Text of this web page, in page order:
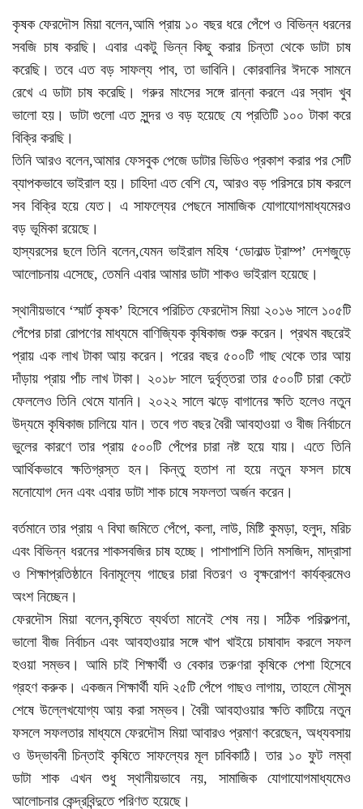
কৃষক ফেরদৌস মিয়া বলেন,আমি প্রায় ১০ বছর ধরে পেঁপে ও বিভিন্ন ধরনের
সবজি চাষ করছি। এবার একটু ভিন্ন কিছু করার চিন্তা থেকে ডাটা চাষ
করেছি। তবে এত বড় সাফল্য পাব, তা ভাবিনি। কোরবানির ঈদকে সামনে
রেখে এ ডাটা চাষ করেছি। গরুর মাংসের সঙ্গে রান্না করলে এর স্বাদ খুব
ভালো হয়। ডাটা গুলো এত সুন্দর ও বড় হয়েছে যে প্রতিটি ১০০ টাকা করে
বিক্রি করছি।
তিনি আরও বলেন,আমার ফেসবুক পেজে ডাটার ভিডিও প্রকাশ করার পর সেটি
ব্যাপকভাবে ভাইরাল হয়। চাহিদা এত বেশি যে, আরও বড় পরিসরে চাষ করলে
সব বিক্রি হয়ে যেত। এ সাফল্যের পেছনে সামাজিক যোগাযোগমাধ্যমেরও
বড় ভূমিকা রয়েছে।
হাস্যরসের ছলে তিনি বলেন,যেমন ভাইরাল মহিষ ‘ডোনাল্ড ট্রাম্প’ দেশজুড়ে
আলোচনায় এসেছে, তেমনি এবার আমার ডাটা শাকও ভাইরাল হয়েছে।
স্থানীয়ভাবে ‘স্মার্ট কৃষক’ হিসেবে পরিচিত ফেরদৌস মিয়া ২০১৬ সালে ১০৫টি
পেঁপের চারা রোপণের মাধ্যমে বাণিজ্যিক কৃষিকাজ শুরু করেন। প্রথম বছরেই
প্রায় এক লাখ টাকা আয় করেন। পরের বছর ৫০০টি গাছ থেকে তার আয়
দাঁড়ায় প্রায় পাঁচ লাখ টাকা। ২০১৮ সালে দুর্বৃত্তরা তার ৫০০টি চারা কেটে
ফেললেও তিনি থেমে যাননি। ২০২২ সালে ঝড়ে বাগানের ক্ষতি হলেও নতুন
উদ্যমে কৃষিকাজ চালিয়ে যান। তবে গত বছর বৈরী আবহাওয়া ও বীজ নির্বাচনে
ভুলের কারণে তার প্রায় ৫০০টি পেঁপের চারা নষ্ট হয়ে যায়। এতে তিনি
আর্থিকভাবে ক্ষতিগ্রস্ত হন। কিন্তু হতাশ না হয়ে নতুন ফসল চাষে
মনোযোগ দেন এবং এবার ডাটা শাক চাষে সফলতা অর্জন করেন।
বর্তমানে তার প্রায় ৭ বিঘা জমিতে পেঁপে, কলা, লাউ, মিষ্টি কুমড়া, হলুদ, মরিচ
এবং বিভিন্ন ধরনের শাকসবজির চাষ হচ্ছে। পাশাপাশি তিনি মসজিদ, মাদ্রাসা
ও শিক্ষাপ্রতিষ্ঠানে বিনামূল্যে গাছের চারা বিতরণ ও বৃক্ষরোপণ কার্যক্রমেও
অংশ নিচ্ছেন।
ফেরদৌস মিয়া বলেন,কৃষিতে ব্যর্থতা মানেই শেষ নয়। সঠিক পরিকল্পনা,
ভালো বীজ নির্বাচন এবং আবহাওয়ার সঙ্গে খাপ খাইয়ে চাষাবাদ করলে সফল
হওয়া সম্ভব। আমি চাই শিক্ষার্থী ও বেকার তরুণরা কৃষিকে পেশা হিসেবে
গ্রহণ করুক। একজন শিক্ষার্থী যদি ২৫টি পেঁপে গাছও লাগায়, তাহলে মৌসুম
শেষে উল্লেখযোগ্য আয় করা সম্ভব। বৈরী আবহাওয়ার ক্ষতি কাটিয়ে নতুন
ফসলে সফলতার মাধ্যমে ফেরদৌস মিয়া আবারও প্রমাণ করেছেন, অধ্যবসায়
ও উদ্ভাবনী চিন্তাই কৃষিতে সাফল্যের মূল চাবিকাঠি। তার ১০ ফুট লম্বা
ডাটা শাক এখন শুধু স্থানীয়ভাবে নয়, সামাজিক যোগাযোগমাধ্যমেও
আলোচনার কেন্দ্রবিন্দুতে পরিণত হয়েছে।